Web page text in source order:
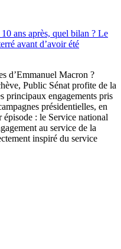
ans après, quel bilan ? Le
avant d’avoir été
d’Emmanuel Macron ?
Public Sénat profite de la
principaux engagements pris
présidentielles, en
: le Service national
au service de la
inspiré du service